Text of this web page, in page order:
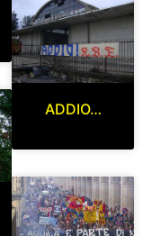
ADDIO…